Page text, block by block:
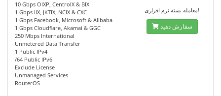
10 Gbps OIXP, CentroIX & BIX
1 Gbps IIX, JKTIX, NCIX & CXC
1 Gbps Facebook, Microsoft & Alibaba
1 Gbps Cloudflare, Akamai & GGC
250 Mbps International
Unmetered Data Transfer
1 Public IPv4
/64 Public IPv6
Exclude License
Unmanaged Services
RouterOS
معامله بسته نرم افزاری!
سفارش دهید